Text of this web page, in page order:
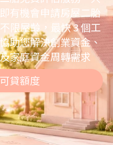
有機會申請房屋二胎
限屋齡，最快 3 個工
助您解決創業資金、
家庭資金周轉需求
貸額度